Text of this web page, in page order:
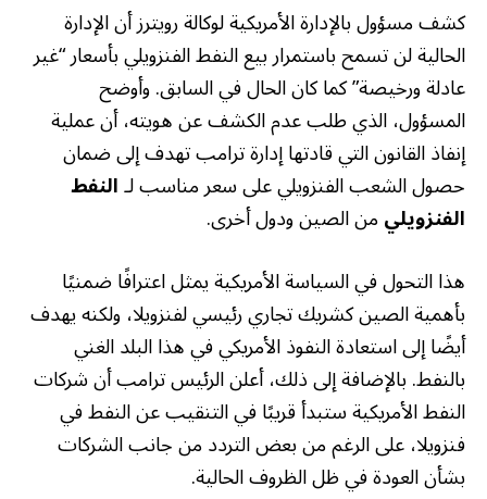
كشف مسؤول بالإدارة الأمريكية لوكالة رويترز أن الإدارة
الحالية لن تسمح باستمرار بيع النفط الفنزويلي بأسعار “غير
عادلة ورخيصة” كما كان الحال في السابق. وأوضح
المسؤول، الذي طلب عدم الكشف عن هويته، أن عملية
إنفاذ القانون التي قادتها إدارة ترامب تهدف إلى ضمان
حصول الشعب الفنزويلي على سعر مناسب لـالنفط
الفنزويليمن الصين ودول أخرى.
هذا التحول في السياسة الأمريكية يمثل اعترافًا ضمنيًا
بأهمية الصين كشريك تجاري رئيسي لفنزويلا، ولكنه يهدف
أيضًا إلى استعادة النفوذ الأمريكي في هذا البلد الغني
بالنفط. بالإضافة إلى ذلك، أعلن الرئيس ترامب أن شركات
النفط الأمريكية ستبدأ قريبًا في التنقيب عن النفط في
فنزويلا، على الرغم من بعض التردد من جانب الشركات
بشأن العودة في ظل الظروف الحالية.